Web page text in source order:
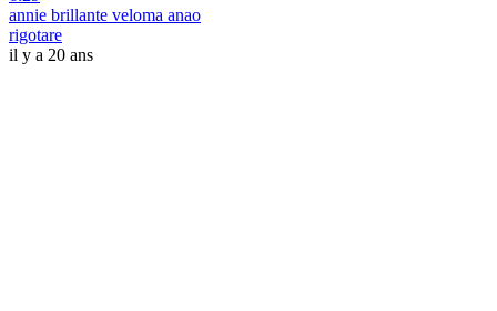
annie brillante veloma anao
rigotare
il y a 20 ans